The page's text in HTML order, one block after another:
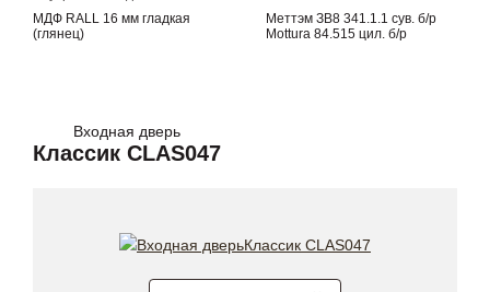
МДФ RALL 16 мм гладкая
(глянец)
Меттэм ЗВ8 341.1.1 сув. б/р
Mottura 84.515 цил. б/р
Входная дверь
Классик CLAS047